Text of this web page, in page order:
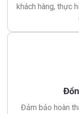
khách hàng, thực
Đảm bảo hoàn